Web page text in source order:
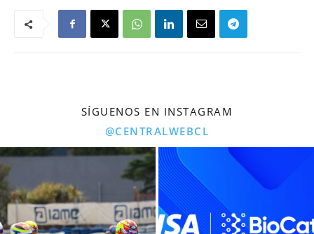
SÍGUENOS EN INSTAGRAM
@CENTRALWEBCL